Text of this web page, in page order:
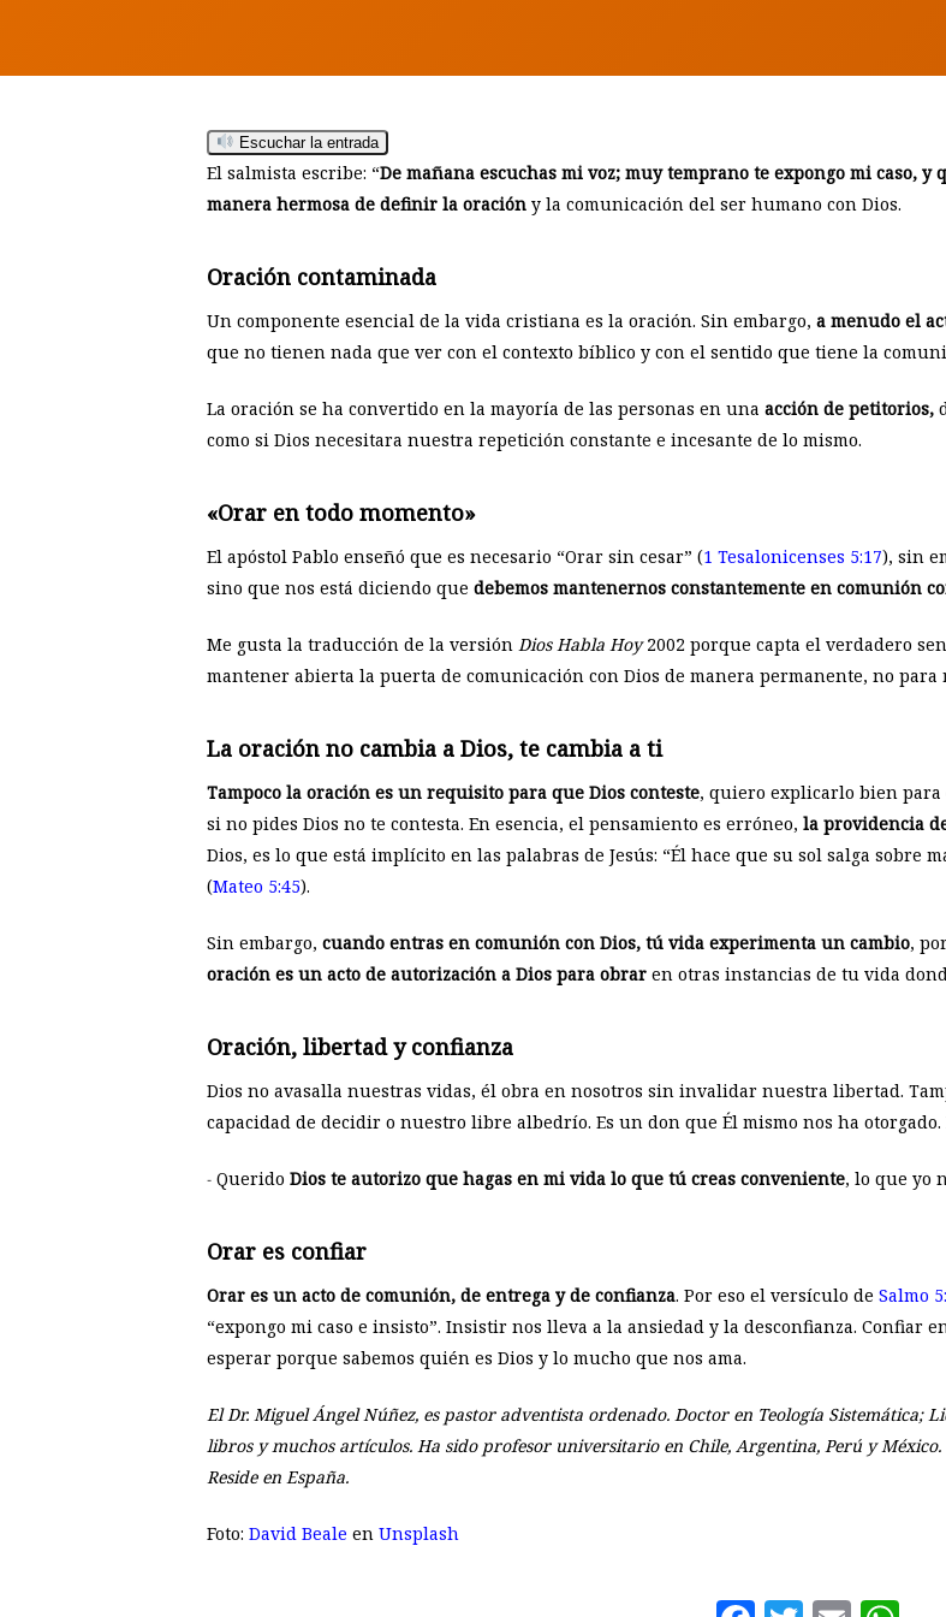
Hit enter to search or ESC to close
Escuchar la entrada
El salmista escribe: “De mañana escuchas mi voz; muy temprano te expongo mi caso, y
manera hermosa de definir la oración y la comunicación del ser humano con Dios.
Oración contaminada
Un componente esencial de la vida cristiana es la oración. Sin embargo, a menudo el
que no tienen nada que ver con el contexto bíblico y con el sentido que tiene la
La oración se ha convertido en la mayoría de las personas en una acción de petitorios,
como si Dios necesitara nuestra repetición constante e incesante de lo mismo.
«Orar en todo momento»
El apóstol Pablo enseñó que es necesario “Orar sin cesar” (1 Tesalonicenses 5:17), sin
sino que nos está diciendo que debemos mantenernos constantemente en comunión
Me gusta la traducción de la versión Dios Habla Hoy2002 porque capta el verdadero
mantener abierta la puerta de comunicación con Dios de manera permanente, no
La oración no cambia a Dios, te cambia a ti
Tampoco la oración es un requisito para que Dios conteste, quiero explicarlo bien para
si no pides Dios no te contesta. En esencia, el pensamiento es erróneo, la providencia
Dios, es lo que está implícito en las palabras de Jesús: “Él hace que su sol salga sobre
(Mateo 5:45).
Sin embargo, cuando entras en comunión con Dios, tú vida experimenta un cambio,
oración es un acto de autorización a Dios para obrar en otras instancias de tu vida
Oración, libertad y confianza
Dios no avasalla nuestras vidas, él obra en nosotros sin invalidar nuestra libertad.
capacidad de decidir o nuestro libre albedrío. Es un don que Él mismo nos ha
­˗ Querido Dios te autorizo que hagas en mi vida lo que tú creas conveniente, lo que yo
Orar es confiar
Orar es un acto de comunión, de entrega y de confianza. Por eso el versículo de Salmo
“expongo mi caso e insisto”. Insistir nos lleva a la ansiedad y la desconfianza. Confiar
esperar porque sabemos quién es Dios y lo mucho que nos ama.
El Dr. Miguel Ángel Núñez, es pastor adventista ordenado. Doctor en Teología Sistemática;
libros y muchos artículos. Ha sido profesor universitario en Chile, Argentina, Perú y
Reside en España.
Foto: David Beale en Unsplash